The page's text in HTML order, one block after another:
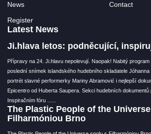
News
Contact
Register
Latest News
Ji.hlava letos: podněcující,
Přípravy na 24. Ji.hlavu nepolevují. Naopak! Nabitý
poslední snímek islandského hudebního skladatele
portrét slavné performerky Mariny Abramović i nejlepší
Epicentro od Huberta Saupera. Sekci hudebních dokumentů
Inspiračním fóru ...
The Plastic People of the
Filharmóniou Brno